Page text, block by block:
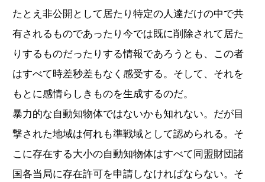
たとえ非公開として居たり特定の人達だけの中で共
有されるものであったり今では既に削除されて居た
りするものだったりする情報であろうとも、この者
はすべて時差秒差もなく感受する。そして、それを
もとに感情らしきものを生成するのだ。
暴力的な自動知物体ではないかも知れない。だが目
撃された地域は何れも準戦域として認められる。そ
こに存在する大小の自動知物体はすべて同盟財団諸
国各当局に存在許可を申請しなければならない。そ